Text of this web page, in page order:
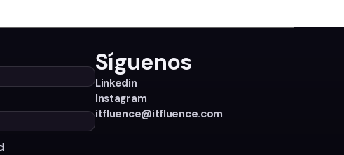
Síguenos
Linkedin
Instagram
itfluence@itfluence.com